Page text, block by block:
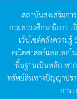
สถาบันส่งเสริมกา
กระทรวงศึกษาธิการ เ
เว็บไซต์คลังความรู้
คณิตศาสตร์และเทคโ
พื้นฐานเป็นหลัก หา
ทรัพย์สินทางปัญญาปร
การ